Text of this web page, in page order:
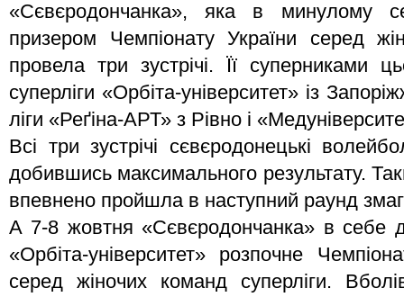
«Сєвєродончанка», яка в минулому
призером Чемпіонату України серед
провела три зустрічі. Її суперниками
суперліги «Орбіта-університет» із
ліги «Реґіна-АРТ» з Рівно і
Всі три зустрічі сєвєродонецькі
добившись максимального результату.
впевнено пройшла в наступний раунд
А 7-8 жовтня «Сєвєродончанка» в себе
«Орбіта-університет» розпочне
серед жіночих команд суперліги.